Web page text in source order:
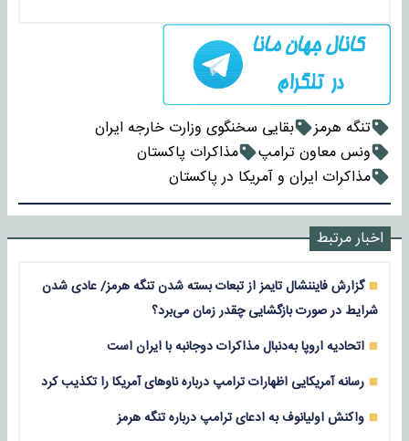
تنگه هرمز
بقایی سخنگوی وزارت خارجه ایران
ونس معاون ترامپ
مذاکرات پاکستان
مذاکرات ایران و آمریکا در پاکستان
اخبار مرتبط
گزارش فایننشال تایمز از تبعات بسته شدن تنگه هرمز/ عادی شدن
شرایط در صورت بازگشایی چقدر زمان می‌برد؟
اتحادیه اروپا به‌دنبال مذاکرات دوجانبه با ایران است
رسانه آمریکایی اظهارات ترامپ درباره ناوهای آمریکا را تکذیب کرد
واکنش اولیانوف به ادعای ترامپ درباره تنگه هرمز